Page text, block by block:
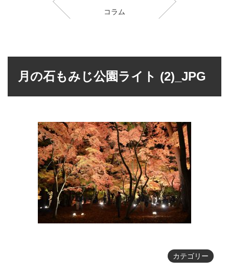
コラム
月の石もみじ公園ライト (2)_JPG
カテゴリー